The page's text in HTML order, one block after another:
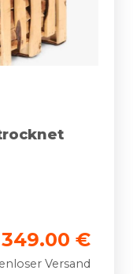
349.00 €
Versand